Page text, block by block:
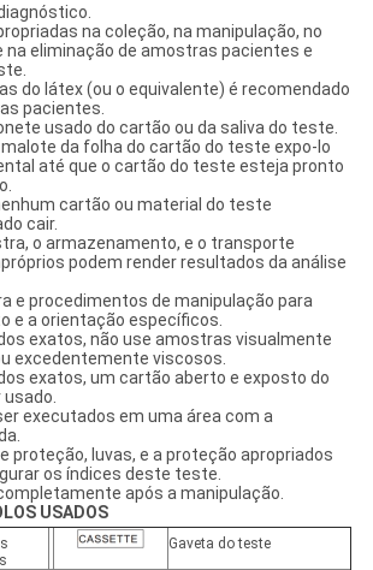
na coleção, na manipulação, no
na eliminação de amostras pacientes e
do látex (ou o equivalente) é recomendado
pacientes.
usado do cartão ou da saliva do teste.
malote da folha do cartão do teste expo-lo
até que o cartão do teste esteja pronto
cartão ou material do teste
cair.
o armazenamento, e o transporte
podem render resultados da análise
e procedimentos de manipulação para
e a orientação específicos.
exatos, não use amostras visualmente
excedentemente viscosos.
exatos, um cartão aberto e exposto do
executados em uma área com a
proteção, luvas, e a proteção apropriados
os índices deste teste.
após a manipulação.
USADOS
Gaveta do teste